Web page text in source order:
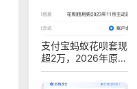
支付宝蚂蚁花呗套现
超2万，2026年原来
可以这样安全操作不
被查！真实亲测方法